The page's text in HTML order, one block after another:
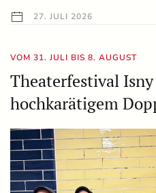
27. JULI 2026
VOM 31. JULI BIS 8. AUGUST
Theaterfestival
hochkarätigem